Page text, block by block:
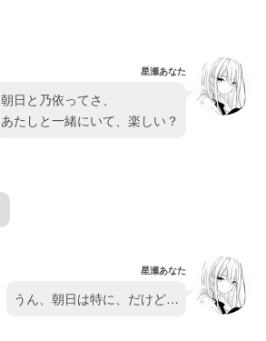
星瀬あなた
朝日と乃依ってさ、
あたしと一緒にいて、楽しい？
星瀬あなた
うん、朝日は特に、だけど…